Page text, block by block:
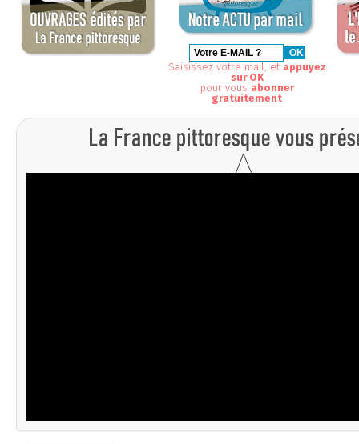
Saisissez votre mail, et appuyez
sur OK
pour vous abonner
gratuitement